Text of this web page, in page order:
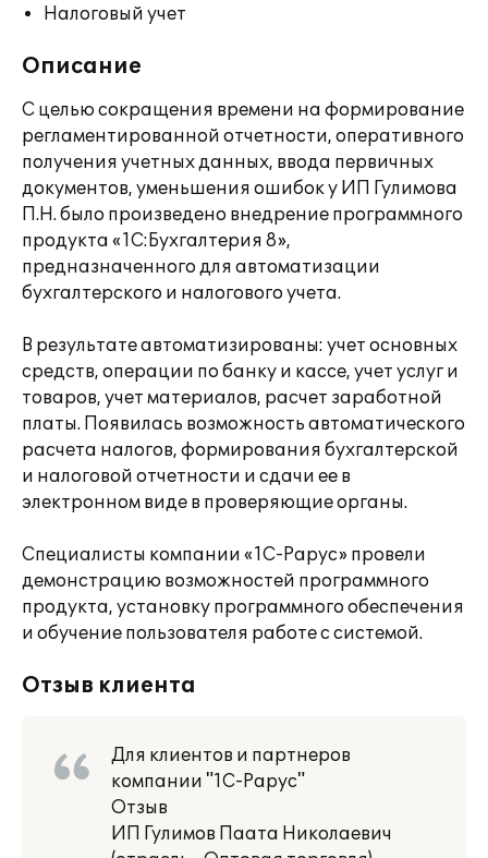
Налоговый учет
Описание
С целью сокращения времени на формирование
регламентированной отчетности, оперативного
получения учетных данных, ввода первичных
документов, уменьшения ошибок у ИП Гулимова
П.Н. было произведено внедрение программного
продукта «1С:Бухгалтерия 8»,
предназначенного для автоматизации
бухгалтерского и налогового учета.
В результате автоматизированы: учет основных
средств, операции по банку и кассе, учет услуг и
товаров, учет материалов, расчет заработной
платы. Появилась возможность автоматического
расчета налогов, формирования бухгалтерской
и налоговой отчетности и сдачи ее в
электронном виде в проверяющие органы.
Специалисты компании «1С-Рарус» провели
демонстрацию возможностей программного
продукта, установку программного обеспечения
и обучение пользователя работе с системой.
Отзыв клиента
Для клиентов и партнеров
компании "1С-Рарус"
Отзыв
ИП Гулимов Паата Николаевич